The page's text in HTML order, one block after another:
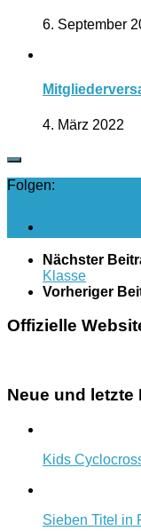
6. September
4. März 2022
Folgen:
Nächster
Klasse
Vorheriger
Offizielle
Neue und letzte
Kids
Sieben Titel in